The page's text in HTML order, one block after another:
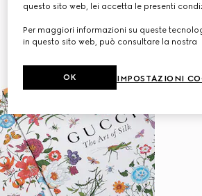
questo sito web, lei accetta le presenti
Per maggiori informazioni su queste
in questo sito web, può consultare la nostra
IMPOSTAZIONI
OK